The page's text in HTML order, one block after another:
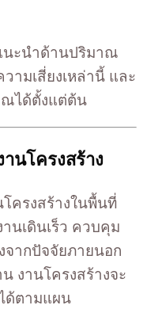
นะนำด้านปริมาณ
ามเสี่ยงเหล่านี้ และ
ณได้ตั้งแต่ต้น
นโครงสร้าง
ครงสร้างในพื้นที่
นเดินเร็ว ควบคุม
ากปัจจัยภายนอก
งานโครงสร้างจะ
ด้ตามแผน